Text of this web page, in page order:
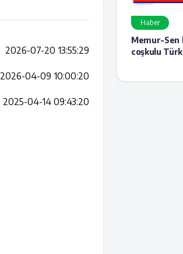
2026-07-20 13:55:29
2026-04-09 10:00:20
2025-04-14 09:43:20
Haber
Memur-Sen
coşkulu